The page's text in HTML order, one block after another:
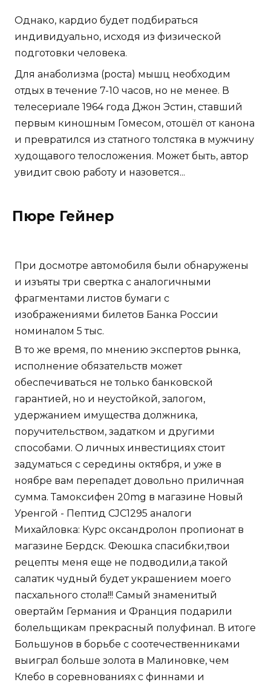
Однако, кардио будет подбираться
индивидуально, исходя из физической
подготовки человека.
Для анаболизма (роста) мышц необходим
отдых в течение 7-10 часов, но не менее. В
телесериале 1964 года Джон Эстин, ставший
первым киношным Гомесом, отошёл от канона
и превратился из статного толстяка в мужчину
худощавого телосложения. Может быть, автор
увидит свою работу и назовется...
Пюре Гейнер
При досмотре автомобиля были обнаружены
и изъяты три свертка с аналогичными
фрагментами листов бумаги с
изображениями билетов Банка России
номиналом 5 тыс.
В то же время, по мнению экспертов рынка,
исполнение обязательств может
обеспечиваться не только банковской
гарантией, но и неустойкой, залогом,
удержанием имущества должника,
поручительством, задатком и другими
способами. О личных инвестициях стоит
задуматься с середины октября, и уже в
ноябре вам перепадет довольно приличная
сумма. Тамоксифен 20mg в магазине Новый
Уренгой - Пептид CJC1295 аналоги
Михайловка: Курс оксандролон пропионат в
магазине Бердск. Феюшка спасибки,твои
рецепты меня еще не подводили,а такой
салатик чудный будет украшением моего
пасхального стола!!! Самый знаменитый
овертайм Германия и Франция подарили
болельщикам прекрасный полуфинал. В итоге
Большунов в борьбе с соотечественниками
выиграл больше золота в Малиновке, чем
Клебо в соревнованиях с финнами и